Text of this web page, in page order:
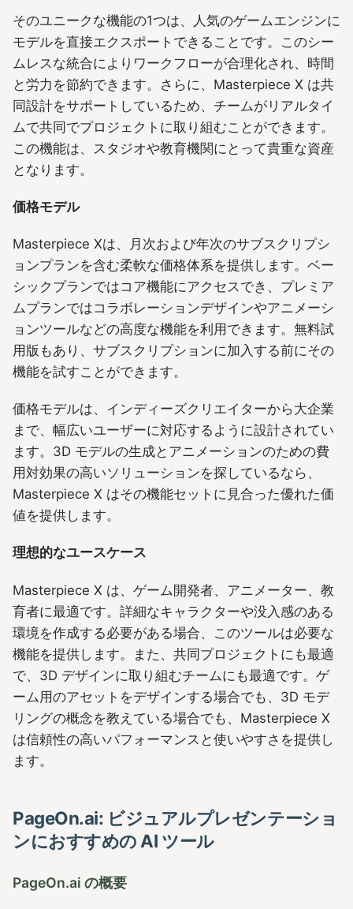
そのユニークな機能の1つは、人気のゲームエンジンに
モデルを直接エクスポートできることです。このシー
ムレスな統合によりワークフローが合理化され、時間
と労力を節約できます。さらに、Masterpiece X は共
同設計をサポートしているため、チームがリアルタイ
ムで共同でプロジェクトに取り組むことができます。
この機能は、スタジオや教育機関にとって貴重な資産
となります。
価格モデル
Masterpiece Xは、月次および年次のサブスクリプシ
ョンプランを含む柔軟な価格体系を提供します。ベー
シックプランではコア機能にアクセスでき、プレミア
ムプランではコラボレーションデザインやアニメーシ
ョンツールなどの高度な機能を利用できます。無料試
用版もあり、サブスクリプションに加入する前にその
機能を試すことができます。
価格モデルは、インディーズクリエイターから大企業
まで、幅広いユーザーに対応するように設計されてい
ます。3D モデルの生成とアニメーションのための費
用対効果の高いソリューションを探しているなら、
Masterpiece X はその機能セットに見合った優れた価
値を提供します。
理想的なユースケース
Masterpiece X は、ゲーム開発者、アニメーター、教
育者に最適です。詳細なキャラクターや没入感のある
環境を作成する必要がある場合、このツールは必要な
機能を提供します。また、共同プロジェクトにも最適
で、3D デザインに取り組むチームにも最適です。ゲ
ーム用のアセットをデザインする場合でも、3D モデ
リングの概念を教えている場合でも、Masterpiece X
は信頼性の高いパフォーマンスと使いやすさを提供し
ます。
PageOn.ai: ビジュアルプレゼンテーショ
ンにおすすめの AI ツール
PageOn.ai の概要